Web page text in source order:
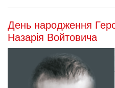
День народження
Назарія Войтовича